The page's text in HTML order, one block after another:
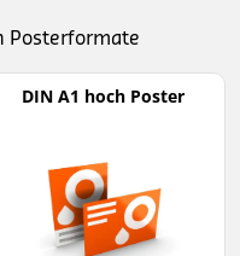
Posterformate
DIN A1 hoch Poster